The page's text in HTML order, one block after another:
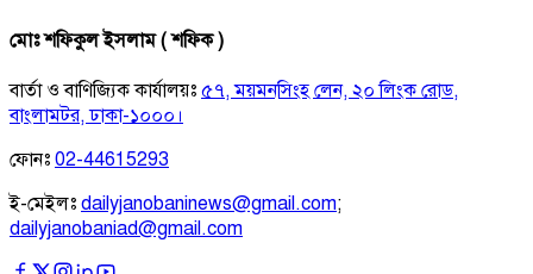
মোঃ শফিকুল ইসলাম ( শফিক )
বার্তা ও বাণিজ্যিক কার্যালয়ঃ ৫৭, ময়মনসিংহ লেন, ২০ লিংক রোড,
বাংলামটর, ঢাকা-১০০০।
ফোনঃ 02-44615293
ই-মেইলঃ dailyjanobaninews@gmail.com;
dailyjanobaniad@gmail.com